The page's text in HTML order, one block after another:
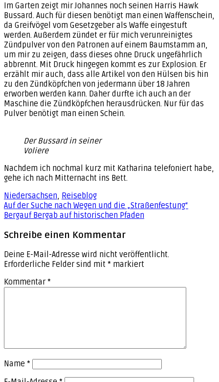
Im Garten zeigt mir Johannes noch seinen Harris Hawk
Bussard. Auch für diesen benötigt man einen Waffenschein,
da Greifvögel vom Gesetzgeber als Waffe eingestuft
werden. Außerdem zündet er für mich verunreinigtes
Zündpulver von den Patronen auf einem Baumstamm an,
um mir zu zeigen, dass dieses ohne Druck ungefährlich
abbrennt. Mit Druck hingegen kommt es zur Explosion. Er
erzählt mir auch, dass alle Artikel von den Hülsen bis hin
zu den Zündköpfchen von jedermann über 18 Jahren
erworben werden kann. Daher durfte ich auch an der
Maschine die Zündköpfchen herausdrücken. Nur für das
Pulver benötigt man einen Schein.
Der Bussard in seiner
Voliere
Nachdem ich nochmal kurz mit Katharina telefoniert habe,
gehe ich nach Mitternacht ins Bett.
Niedersachsen, Reiseblog
Beitragsnavigation
Auf der Suche nach Wegen und die „Straßenfestung“
Bergauf Bergab auf historischen Pfaden
Schreibe einen Kommentar
Deine E-Mail-Adresse wird nicht veröffentlicht.
Erforderliche Felder sind mit * markiert
Kommentar *
Name *